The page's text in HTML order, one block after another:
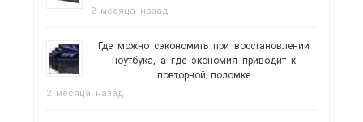
2 месяца назад
Где можно сэкономить при восстановлении
ноутбука, а где экономия приводит к
повторной поломке
2 месяца назад